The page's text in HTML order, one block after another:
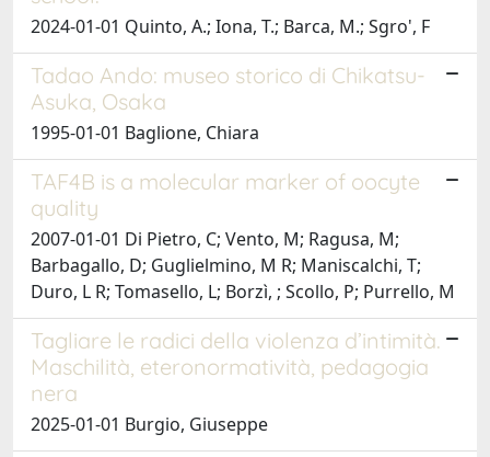
2024-01-01 Quinto, A.; Iona, T.; Barca, M.; Sgro', F
Tadao Ando: museo storico di Chikatsu-
Asuka, Osaka
1995-01-01 Baglione, Chiara
TAF4B is a molecular marker of oocyte
quality
2007-01-01 Di Pietro, C; Vento, M; Ragusa, M;
Barbagallo, D; Guglielmino, M R; Maniscalchi, T;
Duro, L R; Tomasello, L; Borzì, ; Scollo, P; Purrello, M
Tagliare le radici della violenza d’intimità.
Maschilità, eteronormatività, pedagogia
nera
2025-01-01 Burgio, Giuseppe